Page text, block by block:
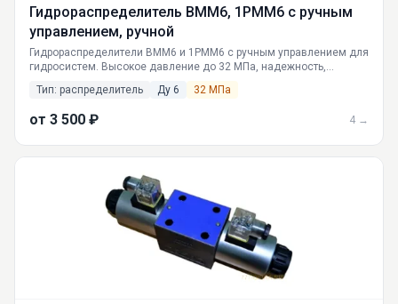
Гидрораспределитель ВММ6, 1РММ6 с ручным
управлением, ручной
Гидрораспределители ВММ6 и 1РММ6 с ручным управлением для
гидросистем. Высокое давление до 32 МПа, надежность,
характеристики, принцип работы, FAQ.
Тип: распределитель Ду 6 32 МПа
от 3 500 ₽ 4 →